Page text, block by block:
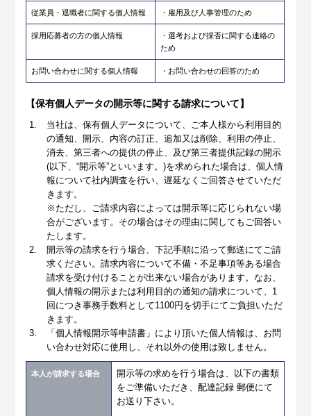
従業員・退職者に関する個人情報 ・雇用及び人事管理のため
採用応募者の方の個人情報
・選考および採否に関する連絡の
ため
お問い合わせに関する個人情報 ・お問い合わせの回答のため
【保有個人データの開示等に関する請求について】
当社は、保有個人データについて、ご本人様から利用目的
の通知、開示、内容の訂正、追加又は削除、利用の停止、
消去、第三者への提供の停止、及び第三者提供記録の開示
(以下、“開示等”といいます。)を求められた場合は、個人情
報について社内調査を行い、遅延なくご回答させていただ
きます。
※ただし、ご請求内容によっては開示等に応じられない場
合がございます。その場合はその理由に関してもご回答い
たします。
開示等の請求を行う場合、下記手順に沿って郵送にてご請
求ください。請求内容について不備・不足事項等ある場合
請求を受け付けることが出来ない場合があります。なお、
個人情報の開示または利用目的の通知の請求について、1
回につき事務手数料として1100円を切手にてご負担いただ
きます。
「個人情報開示等申請書」により頂いた個人情報は、お問
い合わせ対応に使用し、それ以外の使用は致しません。
本人が請求する場合
開示等の求めを行う場合は、以下の書類
をご準備いただき、配達記録 郵便にて
お送り下さい。